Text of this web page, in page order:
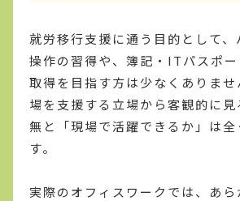
就労移行支援に通う目的として
操作の習得や、簿記・ITパスポ
取得を目指す方は少なくありま
場を支援する立場から客観的に見
無と「現場で活躍できるか」は全
す。
実際のオフィスワークでは、あ